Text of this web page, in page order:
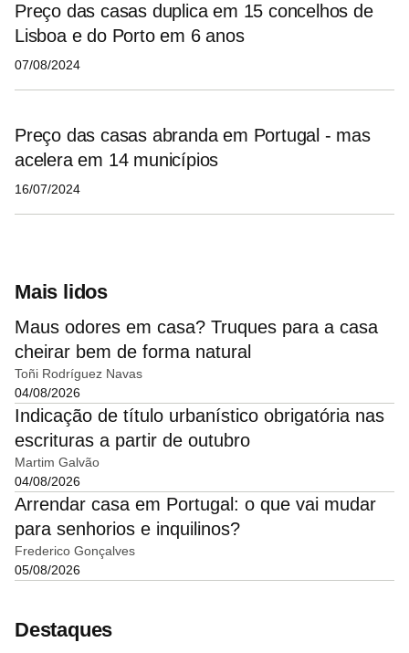
Preço das casas duplica em 15 concelhos de
Lisboa e do Porto em 6 anos
07/08/2024
Preço das casas abranda em Portugal - mas
acelera em 14 municípios
16/07/2024
Mais lidos
Maus odores em casa? Truques para a casa
cheirar bem de forma natural
Toñi Rodríguez Navas
04/08/2026
Indicação de título urbanístico obrigatória nas
escrituras a partir de outubro
Martim Galvão
04/08/2026
Arrendar casa em Portugal: o que vai mudar
para senhorios e inquilinos?
Frederico Gonçalves
05/08/2026
Destaques